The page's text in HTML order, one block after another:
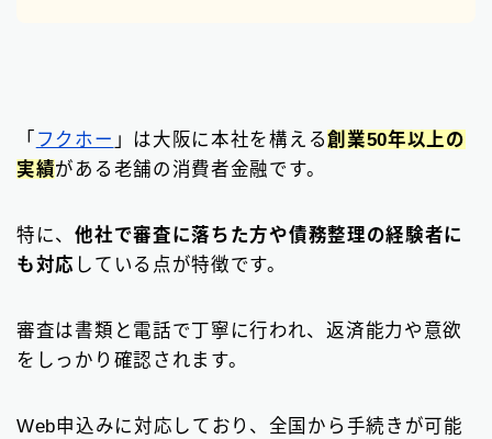
「 フクホー 」は大阪に本社を構える創業50年以上の
実績がある老舗の消費者金融です。
特に、他社で審査に落ちた方や債務整理の経験者に
も対応 している点が特徴です。
審査は書類と電話で丁寧に行われ、返済能力や意欲
をしっかり確認されます。
Web申込みに対応しており、全国から手続きが可能